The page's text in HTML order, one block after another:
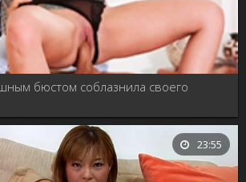
бюстом соблазнила своего
23:55